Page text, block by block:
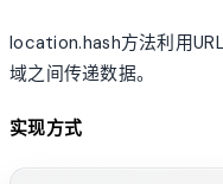
location.hash方法利用
域之间传递数据。
实现方式